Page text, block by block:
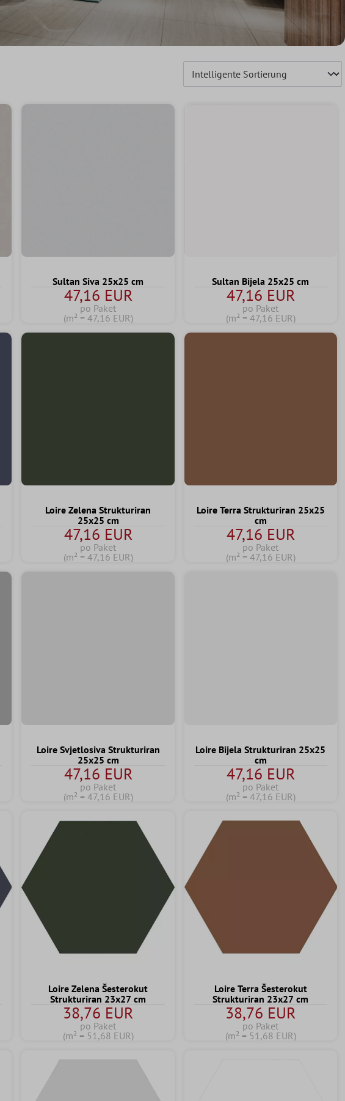
Sultan Siva 25x25 cm
47,16 EUR
po Paket
(m² = 47,16 EUR)
Sultan Bijela 25x25 cm
47,16 EUR
po Paket
(m² = 47,16 EUR)
Loire Zelena Strukturiran
25x25 cm
47,16 EUR
po Paket
(m² = 47,16 EUR)
Loire Terra Strukturiran 25x25
cm
47,16 EUR
po Paket
(m² = 47,16 EUR)
Loire Svjetlosiva Strukturiran
25x25 cm
47,16 EUR
po Paket
(m² = 47,16 EUR)
Loire Bijela Strukturiran 25x25
cm
47,16 EUR
po Paket
(m² = 47,16 EUR)
Loire Zelena Šesterokut
Strukturiran 23x27 cm
38,76 EUR
po Paket
(m² = 51,68 EUR)
Loire Terra Šesterokut
Strukturiran 23x27 cm
38,76 EUR
po Paket
(m² = 51,68 EUR)